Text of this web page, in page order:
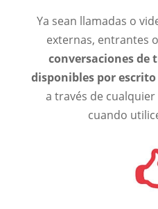
Ya sean llamadas o
externas, entrantes
conversaciones de
disponibles por
a través de
cuando